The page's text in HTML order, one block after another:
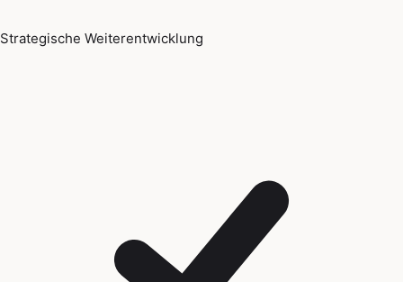
Strategische Weiterentwicklung